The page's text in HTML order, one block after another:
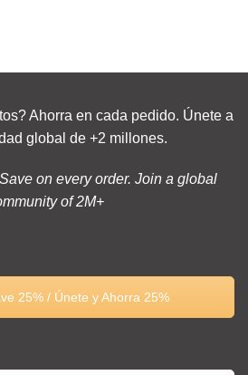
Ahorra en cada pedido. Únete a
global de +2 millones.
on every order. Join a global
of 2M+
25% / Únete y Ahorra 25%